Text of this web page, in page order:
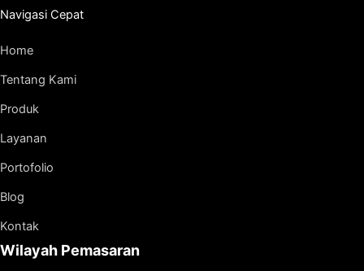
Navigasi Cepat
Home
Tentang Kami
Produk
Layanan
Portofolio
Blog
Kontak
Wilayah Pemasaran